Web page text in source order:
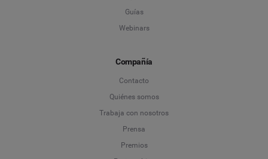
Guías
Webinars
Compañía
Contacto
Quiénes somos
Trabaja con nosotros
Prensa
Premios